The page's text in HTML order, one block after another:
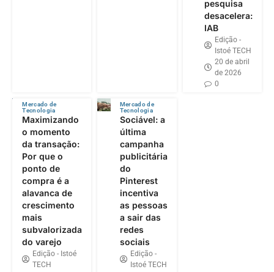
pesquisa
desacelera:
IAB
Edição -
Istoé TECH
20 de abril
de 2026
0
Mercado de
Tecnologia
Maximizando
o momento
da transação:
Por que o
ponto de
compra é a
alavanca de
crescimento
mais
subvalorizada
do varejo
Edição - Istoé
TECH
Mercado de
Tecnologia
Sociável: a
última
campanha
publicitária
do
Pinterest
incentiva
as pessoas
a sair das
redes
sociais
Edição -
Istoé TECH